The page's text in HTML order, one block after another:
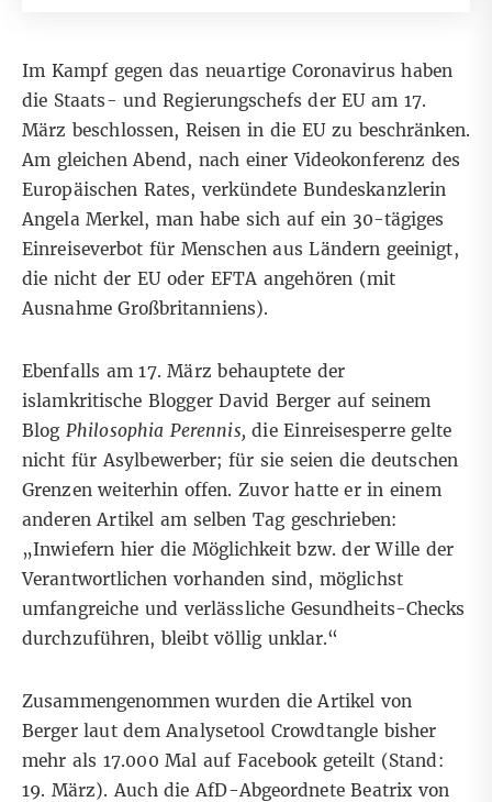
Im Kampf gegen das neuartige Coronavirus haben
die Staats- und Regierungschefs der EU am 17.
März beschlossen, Reisen in die EU zu beschränken.
Am gleichen Abend, nach einer Videokonferenz des
Europäischen Rates,verkündete Bundeskanzlerin
Angela Merkel, man habe sich auf ein 30-tägiges
Einreiseverbot für Menschen aus Ländern geeinigt,
die nicht der EU oder EFTA angehören (mit
Ausnahme Großbritanniens).
Ebenfalls am 17. März behauptete der
islamkritische BloggerDavid Berger auf seinem
Blog Philosophia Perennis,dieEinreisesperre gelte
nicht für Asylbewerber; für sie seien die deutschen
Grenzen weiterhin offen. Zuvor hatte er in einem
anderen Artikel am selben Tag geschrieben:
„Inwiefern hier die Möglichkeit bzw. der Wille der
Verantwortlichen vorhanden sind, möglichst
umfangreiche und verlässliche Gesundheits-Checks
durchzuführen, bleibt völlig unklar.“
Zusammengenommen wurden die Artikel von
Berger laut dem Analysetool Crowdtangle bisher
mehr als 17.000 Mal auf Facebook geteilt (Stand:
19. März). Auch die AfD-Abgeordnete Beatrix von